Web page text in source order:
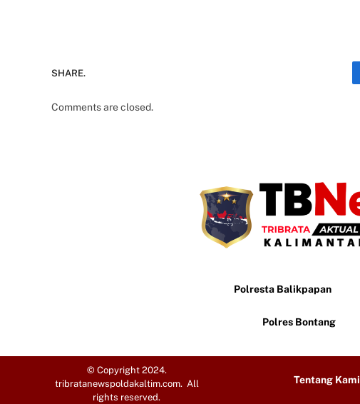
SHARE.
Comments are closed.
Polresta Balikpapan
Polres Bontang
© Copyright 2024.
tribratanewspoldakaltim.com. All
rights reserved.
Tentang Kami